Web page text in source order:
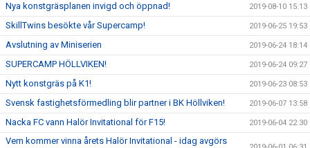
Nya konstgräsplanen invigd och öppnad! 2019-08-10 15:13
SkillTwins besökte vår Supercamp! 2019-06-25 19:53
Avslutning av Miniserien 2019-06-24 18:14
SUPERCAMP HÖLLVIKEN! 2019-06-24 09:27
Nytt konstgräs på K1! 2019-06-23 08:53
Svensk fastighetsförmedling blir partner i BK Höllviken! 2019-06-07 13:58
Nacka FC vann Halör Invitational för F15! 2019-06-04 22:30
Vem kommer vinna årets Halör Invitational - idag avgörs